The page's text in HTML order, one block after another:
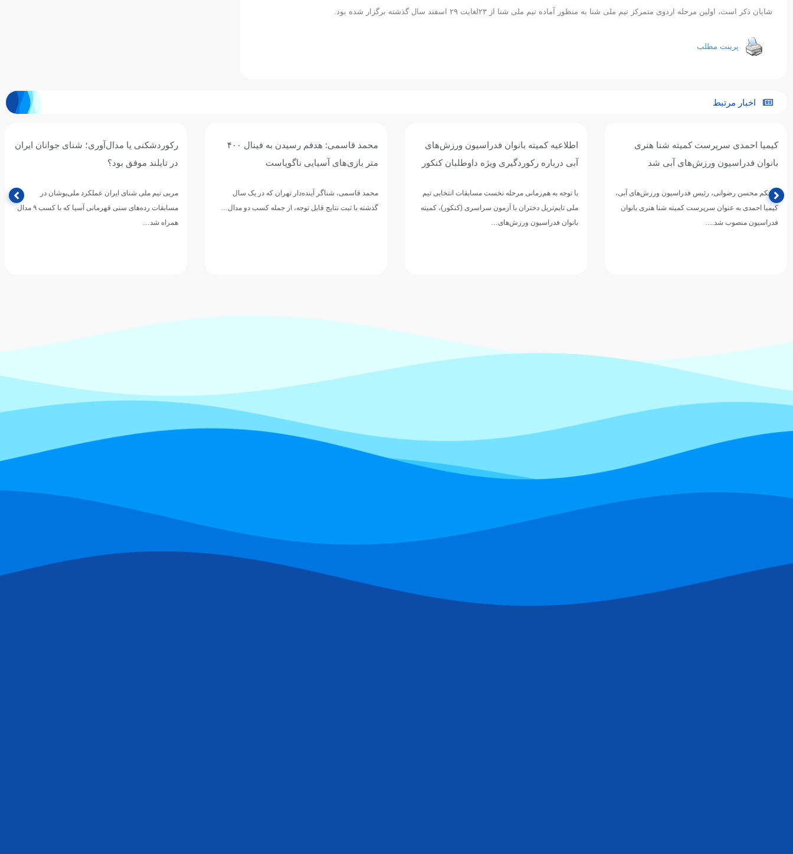
شایان ذکر است، اولین مرحله اردوی متمرکز تیم ملی شنا به منظور آماده تیم ملی شنا از ٢٣لغایت ٢٩ اسفند سال گذشته برگزار شده بود.
پرینت مطلب
اخبار مرتبط
اطلاعیه کمیته بانوان فدراسیون ورزش‌های
آبی درباره رکوردگیری ویژه داوطلبان کنکور
با توجه به هم‌زمانی مرحله نخست مسابقات انتخابی تیم
ملی تایم‌تریل دختران با آزمون سراسری (کنکور)، کمیته
بانوان فدراسیون ورزش‌های…
محمد قاسمی: هدفم رسیدن به فینال ۴۰۰
متر بازی‌های آسیایی ناگویاست
محمد قاسمی، شناگر آینده‌دار تهران که در یک سال
گذشته با ثبت نتایج قابل توجه، از جمله کسب دو مدال…
رکوردشکنی یا مدال‌آوری؛ شنای جوانان ایران
در تایلند موفق بود؟
مربی تیم ملی شنای ایران عملکرد ملی‌پوشان در
مسابقات رده‌های سنی قهرمانی آسیا که با کسب ۹ مدال
اربعین؛ تجلی ماندگاری راه حق و آزادگی
الحسین(ع) و یاران وفادارش در مسیر دفاع از حقیقت،
عزت و ارزش‌های انسانی…